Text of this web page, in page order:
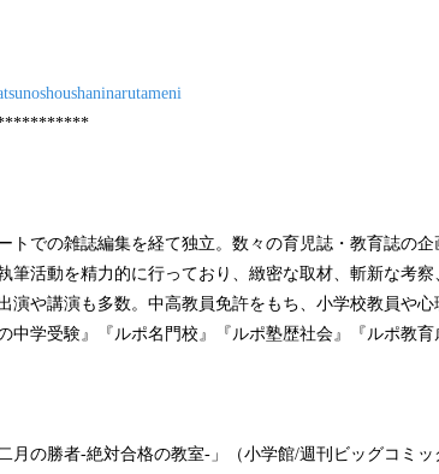
トでの雑誌編集を経て独立。数々の育児誌・教育誌の
筆活動を精力的に行っており、緻密な取材、斬新な考
演や講演も多数。中高教員免許をもち、小学校教員や
中学受験』『ルポ名門校』『ルポ塾歴社会』『ルポ教
月の勝者-絶対合格の教室-」（小学館/週刊ビッグコミ